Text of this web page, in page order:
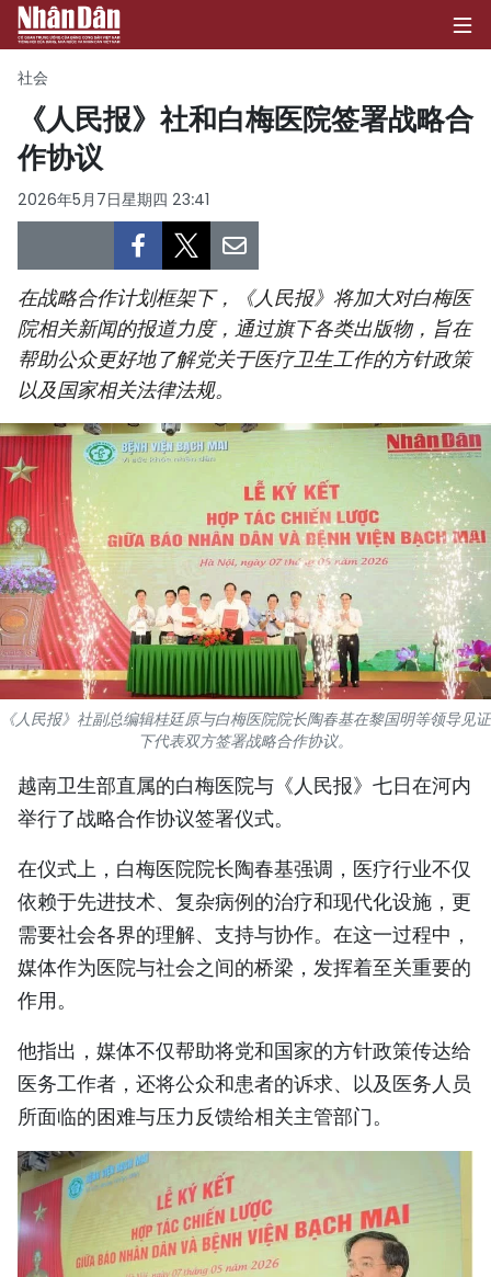
政治
经济
社会
环保
体育
国际
旅游
友谊桥梁
史海
多功能媒体
图表新闻
图库
视频
人民报社简介
ENGLISH
FRANÇAIS
РУССКИЙ
ESPAÑOL
社会
《人民报》社和白梅医院签署战略合
作协议
2026年5月7日星期四 23:41
在战略合作计划框架下，《人民报》将加大对白梅医
院相关新闻的报道力度，通过旗下各类出版物，旨在
帮助公众更好地了解党关于医疗卫生工作的方针政策
以及国家相关法律法规。
《人民报》社副总编辑桂廷原与白梅医院院长陶春基在黎国明等领导见证
下代表双方签署战略合作协议。
越南卫生部直属的白梅医院与《人民报》七日在河内
举行了战略合作协议签署仪式。
在仪式上，白梅医院院长陶春基强调，医疗行业不仅
依赖于先进技术、复杂病例的治疗和现代化设施，更
需要社会各界的理解、支持与协作。在这一过程中，
媒体作为医院与社会之间的桥梁，发挥着至关重要的
作用。
他指出，媒体不仅帮助将党和国家的方针政策传达给
医务工作者，还将公众和患者的诉求、以及医务人员
所面临的困难与压力反馈给相关主管部门。